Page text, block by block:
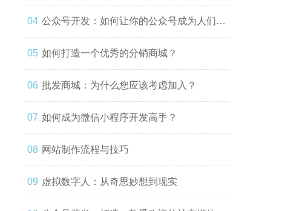
公众号开发：如何让你的公众号成为人们心
中的第一选择
如何打造一个优秀的分销商城？
批发商城：为什么您应该考虑加入？
如何成为微信小程序开发高手？
网站制作流程与技巧
虚拟数字人：从奇思妙想到现实